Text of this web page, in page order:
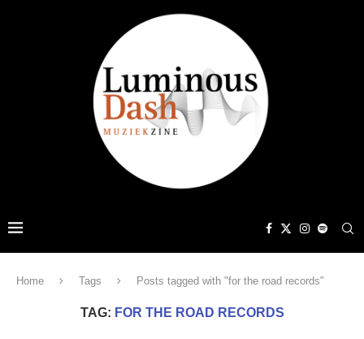
Home Tags Posts tagged with "for the road records"
TAG: FOR THE ROAD RECORDS